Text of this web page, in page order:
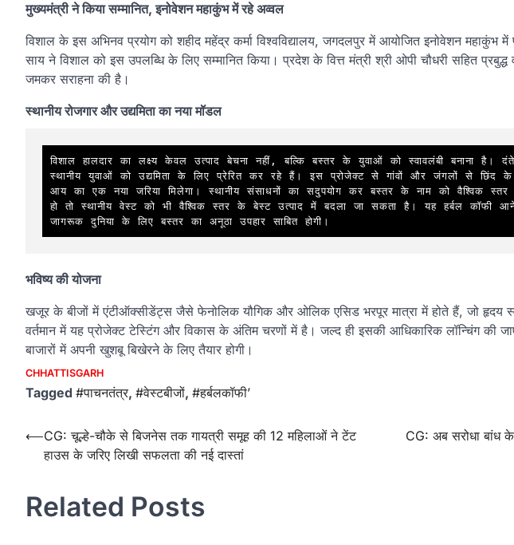
मुख्यमंत्री ने किया सम्मानित, इनोवेशन महाकुंभ में रहे अव्वल
विशाल के इस अभिनव प्रयोग को शहीद महेंद्र कर्मा विश्वविद्यालय, जगदलपुर में आयोजित इनोवेशन महाकुंभ
साय ने विशाल को इस उपलब्धि के लिए सम्मानित किया। प्रदेश के वित्त मंत्री श्री ओपी चौधरी सहित
जमकर सराहना की है।
स्थानीय रोजगार और उद्यमिता का नया मॉडल
विशाल हालदार का लक्ष्य केवल उत्पाद बेचना नहीं, बल्कि बस्तर के युवाओं को स्वावलंबी बनाना है।
स्थानीय युवाओं को उद्यमिता के लिए प्रेरित कर रहे हैं। इस प्रोजेक्ट से गांवों और जंगलों से छिंद के
आय का एक नया जरिया मिलेगा। स्थानीय संसाधनों का सदुपयोग कर बस्तर के नाम को वैश्विक स्तर
हो तो स्थानीय वेस्ट को भी वैश्विक स्तर के बेस्ट उत्पाद में बदला जा सकता है। यह हर्बल कॉफी
जागरूक दुनिया के लिए बस्तर का अनूठा उपहार साबित होगी।
भविष्य की योजना
खजूर के बीजों में एंटीऑक्सीडेंट्स जैसे फेनोलिक यौगिक और ओलिक एसिड भरपूर मात्रा में होते हैं, जो हृदय
वर्तमान में यह प्रोजेक्ट टेस्टिंग और विकास के अंतिम चरणों में है। जल्द ही इसकी आधिकारिक लॉन्चिंग की
बाजारों में अपनी खुशबू बिखेरने के लिए तैयार होगी।
CHHATTISGARH
Tagged #पाचनतंत्र, #वेस्टबीजों, #हर्बलकॉफी’
Post
navigation
⟵CG: चूल्हे-चौके से बिजनेस तक गायत्री समूह की 12 महिलाओं ने टेंट
हाउस के जरिए लिखी सफलता की नई दास्तां
CG: अब सरोधा बांध
Related Posts